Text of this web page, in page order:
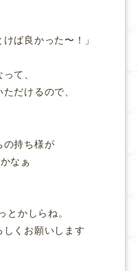
ば良かった〜！」
て、
だけるので、
の持ち様が
なぁ
とかしらね。
くお願いします